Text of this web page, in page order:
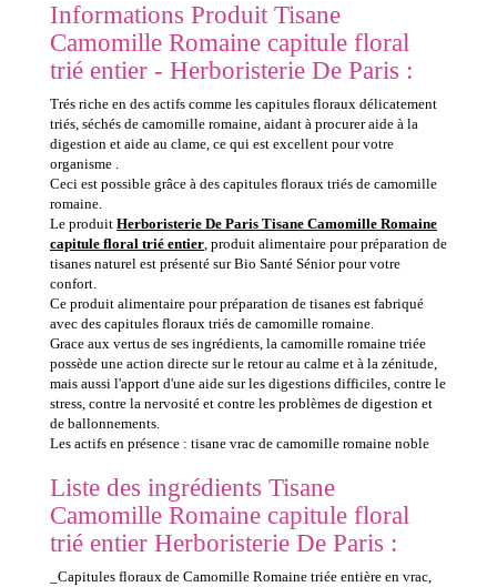
Informations Produit Tisane
Camomille Romaine capitule floral
trié entier - Herboristerie De Paris :
Trés riche en des actifs comme les capitules floraux délicatement
triés, séchés de camomille romaine, aidant à procurer aide à la
digestion et aide au clame, ce qui est excellent pour votre
organisme .
Ceci est possible grâce à des capitules floraux triés de camomille
romaine.
Le produit Herboristerie De Paris Tisane Camomille Romaine
capitule floral trié entier, produit alimentaire pour préparation de
tisanes naturel est présenté sur Bio Santé Sénior pour votre
confort.
Ce produit alimentaire pour préparation de tisanes est fabriqué
avec des capitules floraux triés de camomille romaine.
Grace aux vertus de ses ingrédients, la camomille romaine triée
possède une action directe sur le retour au calme et à la zénitude,
mais aussi l'apport d'une aide sur les digestions difficiles, contre le
stress, contre la nervosité et contre les problèmes de digestion et
de ballonnements.
Les actifs en présence : tisane vrac de camomille romaine noble
Liste des ingrédients Tisane
Camomille Romaine capitule floral
trié entier Herboristerie De Paris :
_Capitules floraux de Camomille Romaine triée entière en vrac,